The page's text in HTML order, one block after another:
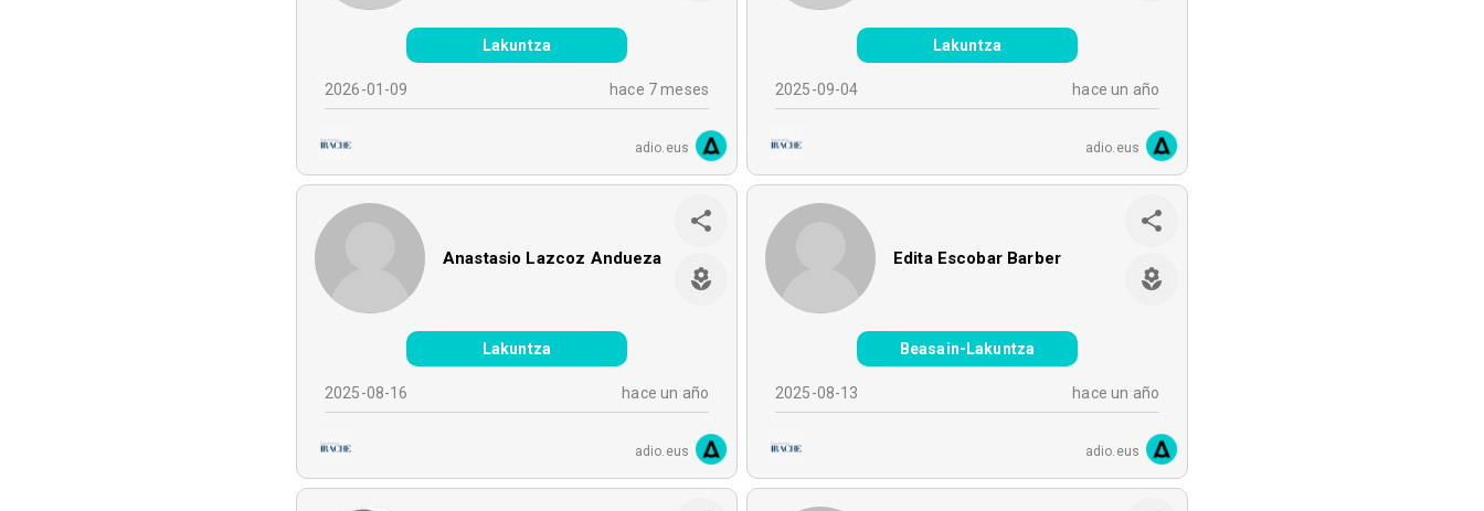
Lakuntza
2026-01-09 hace 7 meses
adio.eus
Lakuntza
2025-09-04 hace un año
adio.eus
Anastasio Lazcoz Andueza
Lakuntza
2025-08-16 hace un año
adio.eus
Edita Escobar Barber
Beasain-Lakuntza
2025-08-13 hace un año
adio.eus